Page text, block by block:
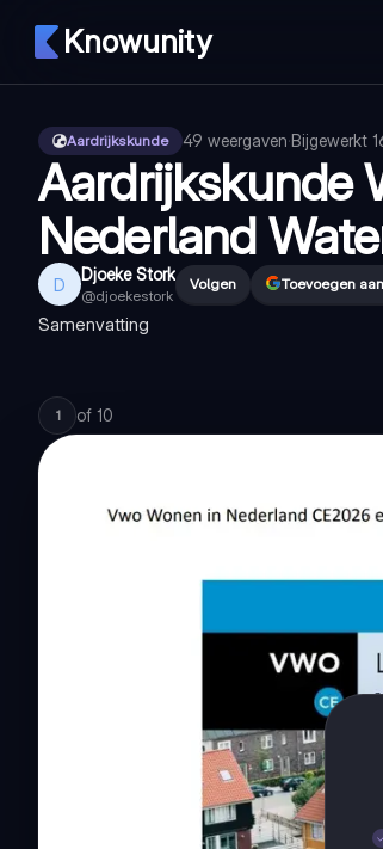
Knowunity
Aardrijkskunde 49 weergaven·Bijgewerkt
Aardrijkskunde
Nederland
D Djoeke Stork
@djoekestork
Volgen Toevoegen
Samenvatting
1 of 10